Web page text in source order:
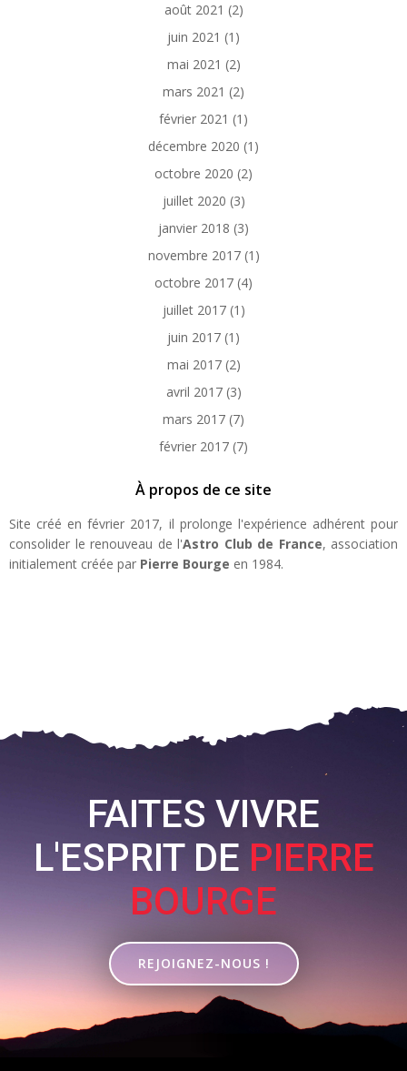
août 2021 (2)
juin 2021 (1)
mai 2021 (2)
mars 2021 (2)
février 2021 (1)
décembre 2020 (1)
octobre 2020 (2)
juillet 2020 (3)
janvier 2018 (3)
novembre 2017(1)
octobre 2017 (4)
juillet 2017(1)
juin 2017 (1)
mai 2017(2)
avril 2017(3)
mars 2017 (7)
février 2017 (7)
À propos de ce site
Site créé en février 2017, il prolonge l'expérience adhérent pour
consolider le renouveau de l'Astro Club de France, association
initialement créée par Pierre Bourge en 1984.
FAITES VIVRE
L'ESPRIT DE PIERRE
BOURGE
REJOIGNEZ-NOUS !